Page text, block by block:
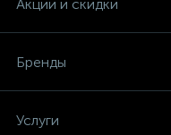
Акции и скидки
Бренды
Услуги